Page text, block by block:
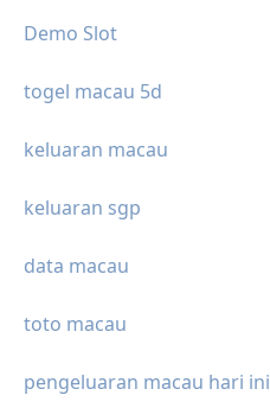
Demo Slot
togel macau 5d
keluaran macau
keluaran sgp
data macau
toto macau
pengeluaran macau hari ini